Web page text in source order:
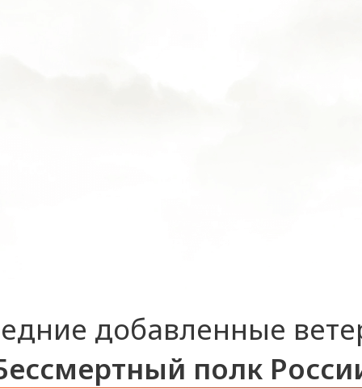
добавленные
полк